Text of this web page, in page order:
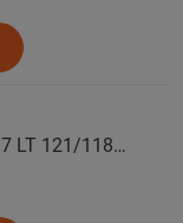
COMFORSER Автошина 305/70 R17 LT 121/118Q CF9000 R/T RWL 10PR лето